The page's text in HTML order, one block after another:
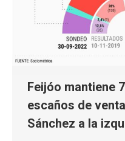
Feijóo mantiene
escaños de
Sánchez a la